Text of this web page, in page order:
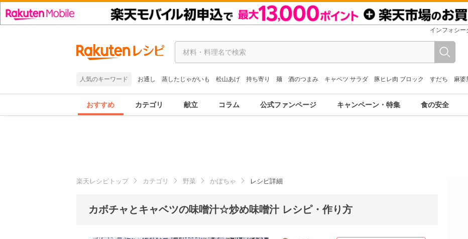
インフォシー
人気のキーワード お通し 蒸したじゃがいも 松山あげ 持ち寄り 麺 酒のつまみ キャベツ サラダ 豚ヒレ肉 ブロック すだち 麻婆
おすすめ カテゴリ 献立 コラム 公式ファンページ キャンペーン・特集 食の安全
楽天レシピトップ カテゴリ 野菜 かぼちゃ レシピ詳細
カボチャとキャベツの味噌汁☆炒め味噌汁 レシピ・作り方